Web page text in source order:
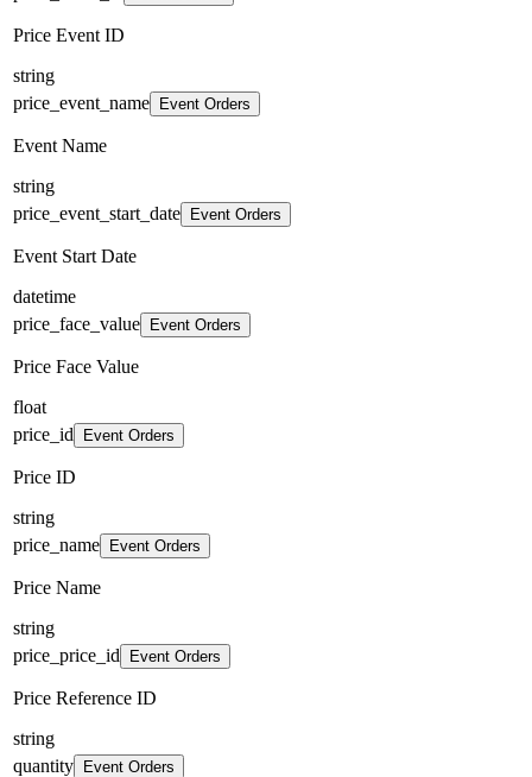
Price Event ID
string
price_event_name
Event Orders
Event Name
string
price_event_start_date
Event Orders
Event Start Date
datetime
price_face_value
Event Orders
Price Face Value
float
price_id
Event Orders
Price ID
string
price_name
Event Orders
Price Name
string
price_price_id
Event Orders
Price Reference ID
string
quantity
Event Orders